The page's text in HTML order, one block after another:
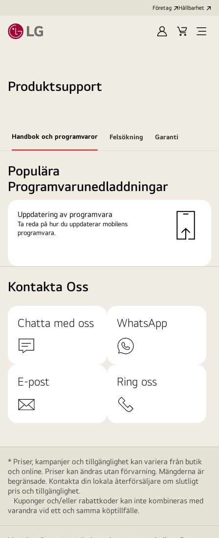
Företag Hållbarhet
LoggaKundvagn
Produktsupport
Handbok och programvaror Felsökning Garanti
Populära
Programvarunedladdningar
Uppdatering av programvara
Ta reda på hur du uppdaterar mobilens
programvara.
Kontakta Oss
Chatta med oss WhatsApp
E-post Ring oss
* Priser, kampanjer och tillgänglighet kan variera från butik
och online. Priser kan ändras utan förvarning. Mängderna är
begränsade. Kontakta din lokala återförsäljare om slutligt
pris och tillgänglighet.
Kuponger och/eller rabattkoder kan inte kombineras med
varandra vid ett och samma köptillfälle.